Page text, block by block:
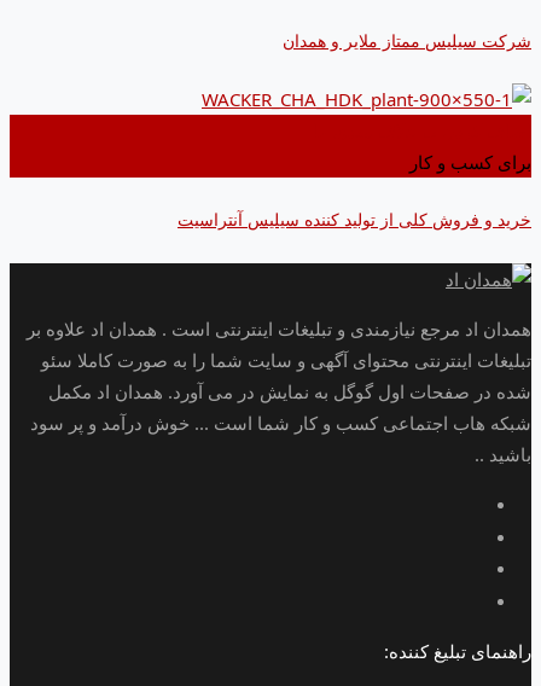
شرکت سیلیس ممتاز ملایر و همدان
برای کسب و کار
خرید و فروش کلی از تولید کننده سیلیس آنتراسیت
همدان اد مرجع نیازمندی و تبلیغات اینترنتی است . همدان اد علاوه بر
تبلیغات اینترنتی محتوای آگهی و سایت شما را به صورت کاملا سئو
شده در صفحات اول گوگل به نمایش در می آورد. همدان اد مکمل
شبکه هاب اجتماعی کسب و کار شما است ... خوش درآمد و پر سود
باشید ..
راهنمای تبلیغ کننده: